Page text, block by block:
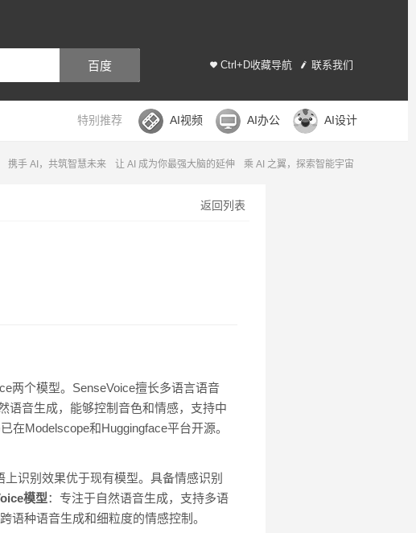
Ctrl+D收藏导航 联系我们
百度
特别推荐 AI视频 AI办公 AI设计
携手 AI，共筑智慧未来 让 AI 成为你最强大脑的延伸 乘 AI 之翼，探索智能宇宙
返回列表
两个模型。SenseVoice擅长多语言语音
语音生成，能够控制音色和情感，支持中
Modelscope和Huggingface平台开源。
识别效果优于现有模型。具备情感识别
模型：专注于自然语音生成，支持多语
语种语音生成和细粒度的情感控制。